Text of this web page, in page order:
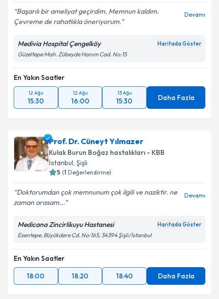
Kişisel verilerimin işlenmesine ilişkinAydınlatma
Metni'ni okudum ve kişisel verilerimin belirtilen
Başarılı bir ameliyat geçirdim. Memnun kaldım.
Çevreme de rahatlıkla öneriyorum.
Devamı
Medivia Hospital Çengelköy Haritada Göster
Güzeltepe Mah. Zübeyde Hanım Cad. No:15
En Yakın Saatler
12 Ağu
15:30
12 Ağu
16:00
13 Ağu
15:30 Daha Fazla
Prof. Dr. Cüneyt Yılmazer
Kulak Burun Boğaz hastalıkları - KBB
İstanbul, Şişli
5 (1 Değerlendirme)
Doktorumdan çok memnunum çok ilgili ve naziktir. ne
zaman arasam...
Devamı
Medicana Zincirlikuyu Hastanesi Haritada Göster
Esentepe, Büyükdere Cd. No:165, 34394 Şişli/İstanbul
En Yakın Saatler
18:00
18:20 18:40 Daha Fazla